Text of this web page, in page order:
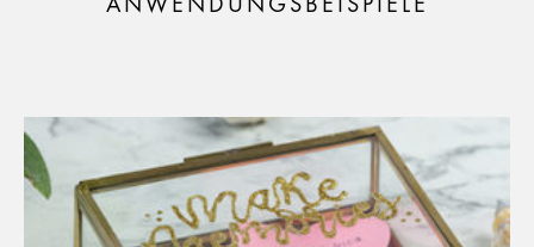
ANWENDUNGSBEISPIELE